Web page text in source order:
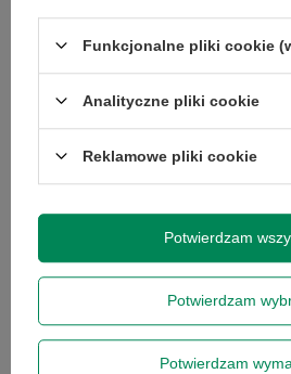
Funkcjonalne pliki cookie
Analityczne pliki cookie
Reklamowe pliki cookie
Potwierdzam
Potwierdzam
Potwierdzam